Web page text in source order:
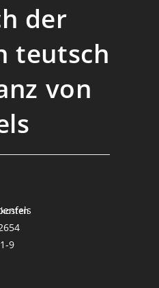
der
teutsch
von
9